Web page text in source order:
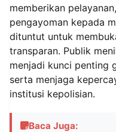
memberikan
pengayoman kepada
dituntut untuk
transparan. Publik
menjadi kunci penting
serta menjaga
institusi kepolisian.
Baca Juga: